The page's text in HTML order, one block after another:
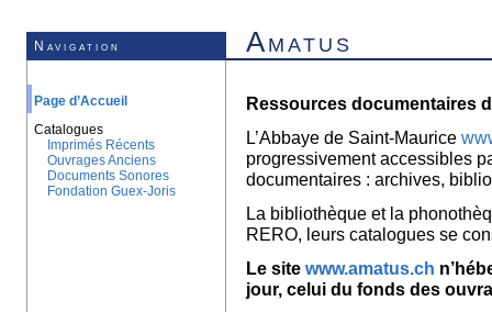
Navigation Amatus
Page d’Accueil
Catalogues
Imprimés Récents
Ouvrages Anciens
Documents Sonores
Fondation Guex-Joris
Ressources documentaires
L’Abbaye de Saint-Maurice
progressivement accessibles
documentaires : archives,
La bibliothèque et la
RERO, leurs catalogues se
Le site www.amatus.ch
jour, celui du fonds des